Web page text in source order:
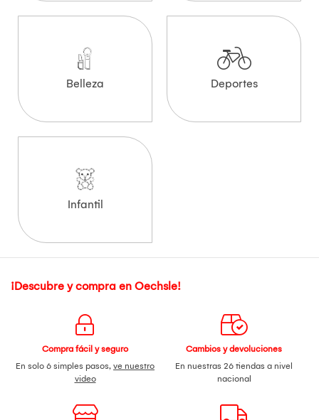
Belleza Deportes
Infantil
¡Descubre y compra en Oechsle!
Compra fácil y seguro
En solo 6 simples pasos, ve nuestro
video
Cambios y devoluciones
En nuestras 26 tiendas a nivel
nacional